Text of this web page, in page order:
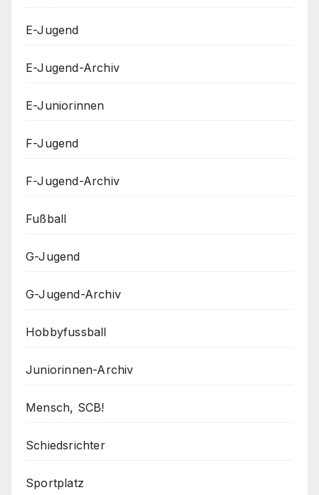
E-Jugend
E-Jugend-Archiv
E-Juniorinnen
F-Jugend
F-Jugend-Archiv
Fußball
G-Jugend
G-Jugend-Archiv
Hobbyfussball
Juniorinnen-Archiv
Mensch, SCB!
Schiedsrichter
Sportplatz